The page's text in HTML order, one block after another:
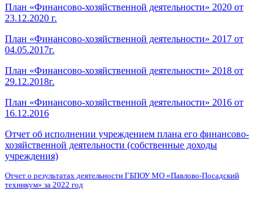
План «Финансово-хозяйственной деятельности» 2020 от
23.12.2020 г.
План «Финансово-хозяйственной деятельности» 2017 от
04.05.2017г.
План «Финансово-хозяйственной деятельности» 2018 от
29.12.2018г.
План «Финансово-хозяйственной деятельности» 2016 от
16.12.2016
Отчет об исполнении учреждением плана его финансово-
хозяйственной деятельности (собственные доходы
учреждения)
Отчет о результатах деятельности ГБПОУ МО «Павлово-Посадский
техникум» за 2022 год